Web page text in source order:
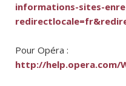
informations-sites-
Pour Opéra :
http://help.opera.com/